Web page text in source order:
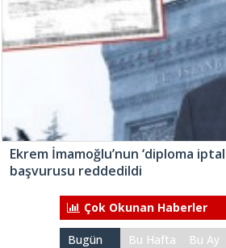
Ekrem İmamoğlu’nun ‘diploma
başvurusu reddedildi
Çok Okunan Haberler
Bugün Bu Hafta Bu Ay